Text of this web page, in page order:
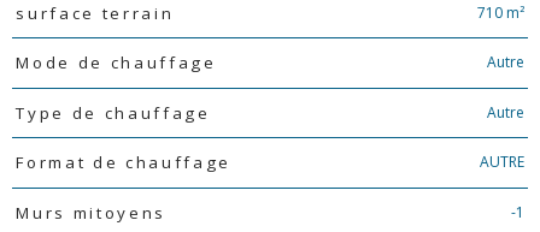
surface terrain 710 m²
Mode de chauffage Autre
Type de chauffage Autre
Format de chauffage AUTRE
Murs mitoyens -1